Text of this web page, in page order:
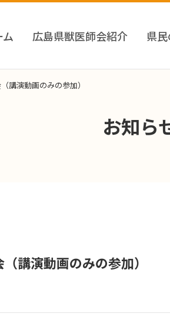
ム 広島県獣医師会紹介 県
講演動画のみの参加）
お知ら
講演動画のみの参加）